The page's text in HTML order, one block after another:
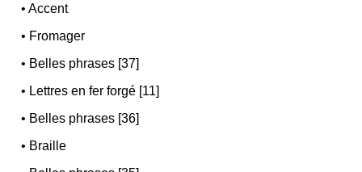
•Accent
• Fromager
• Belles phrases [37]
• Lettres en fer forgé [11]
• Belles phrases [36]
• Braille